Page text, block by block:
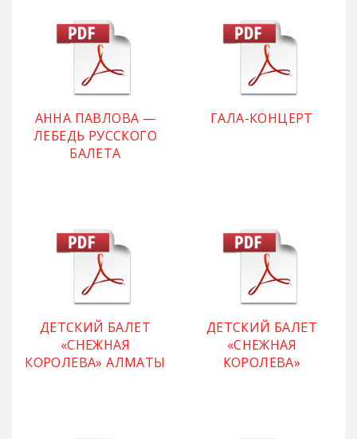
АННА ПАВЛОВА —
ЛЕБЕДЬ РУССКОГО
БАЛЕТА
ГАЛА-КОНЦЕРТ
ДЕТСКИЙ БАЛЕТ
«СНЕЖНАЯ
КОРОЛЕВА» АЛМАТЫ
ДЕТСКИЙ БАЛЕТ
«СНЕЖНАЯ
КОРОЛЕВА»